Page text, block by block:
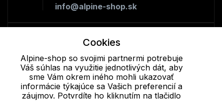
info@alpine-shop.sk
Telefón:
+421 277 270 053
Cookie - podrobné nastavenie Ďalšie informácie |Spracovanie
Cookies
Alpine-shop so svojimi partnermi potrebuje
Váš súhlas na využitie jednotlivých dát, aby
sme Vám okrem iného mohli ukazovať
informácie týkajúce sa Vašich preferencií a
záujmov. Potvrdíte ho kliknutím na tlačidlo